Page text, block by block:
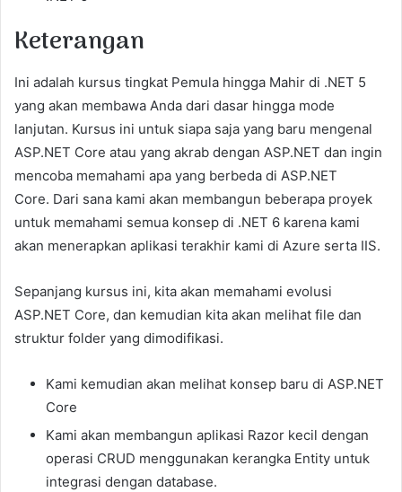
Keterangan
Ini adalah kursus tingkat Pemula hingga Mahir di .NET 5
yang akan membawa Anda dari dasar hingga mode
lanjutan. Kursus ini untuk siapa saja yang baru mengenal
ASP.NET Core atau yang akrab dengan ASP.NET dan ingin
mencoba memahami apa yang berbeda di ASP.NET
Core. Dari sana kami akan membangun beberapa proyek
untuk memahami semua konsep di .NET 6 karena kami
akan menerapkan aplikasi terakhir kami di Azure serta IIS.
Sepanjang kursus ini, kita akan memahami evolusi
ASP.NET Core, dan kemudian kita akan melihat file dan
struktur folder yang dimodifikasi.
Kami kemudian akan melihat konsep baru di ASP.NET
Core
Kami akan membangun aplikasi Razor kecil dengan
operasi CRUD menggunakan kerangka Entity untuk
integrasi dengan database.